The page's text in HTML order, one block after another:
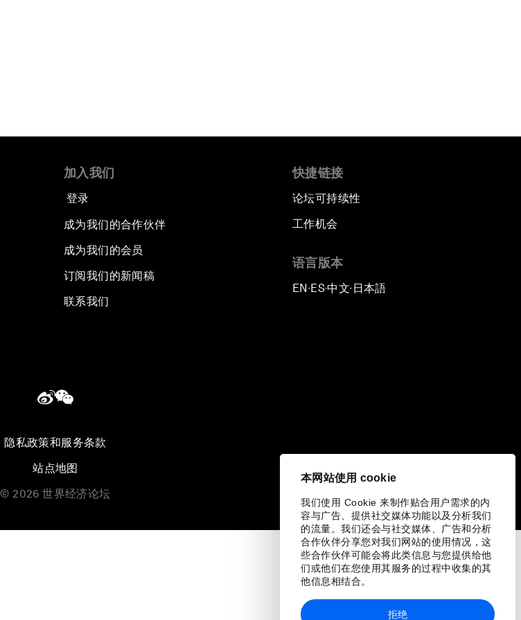
本网站使用 cookie
我们使用 Cookie 来制作贴合用户需求的内
容与广告、提供社交媒体功能以及分析我们
的流量。我们还会与社交媒体、广告和分析
合作伙伴分享您对我们网站的使用情况，这
些合作伙伴可能会将此类信息与您提供给他
们或他们在您使用其服务的过程中收集的其
他信息相结合。
拒绝
加入我们
登录
成为我们的合作伙伴
成为我们的会员
订阅我们的新闻稿
联系我们
快捷链接
论坛可持续性
工作机会
语言版本
EN ▪ES▪中文▪ 日本語
隐私政策和服务条款
站点地图
© 2026 世界经济论坛